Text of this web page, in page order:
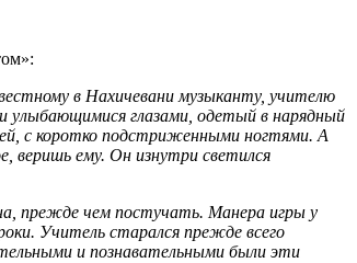
в Нахичевани музыканту, учителю
улыбающимися глазами, одетый в нарядный
с коротко подстриженными ногтями. А
веришь ему. Он изнутри светился
прежде чем постучать. Манера игры у
Учитель старался прежде всего
и познавательными были эти